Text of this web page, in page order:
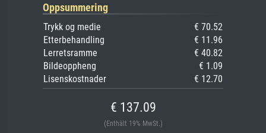
Oppsummering
Trykk og medie
€ 70.52
Etterbehandling
€ 11.96
Lerretsramme
€ 40.82
Bildeoppheng
€ 1.09
Lisenskostnader
€ 12.70
€ 137.09
(Enthält 19% MwSt.)